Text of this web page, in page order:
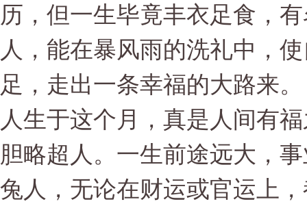
历，但一生毕竟丰衣足食，
人，能在暴风雨的洗礼中，
足，走出一条幸福的大路来
人生于这个月，真是人间有
胆略超人。一生前途远大，
兔人，无论在财运或官运上